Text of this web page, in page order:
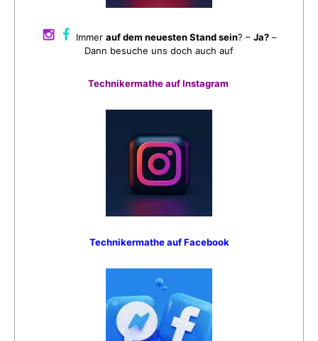
Immerauf dem neuesten Stand sein? –Ja? –
Dann besuche uns doch auch auf
Technikermathe auf Instagram
Technikermathe auf Facebook